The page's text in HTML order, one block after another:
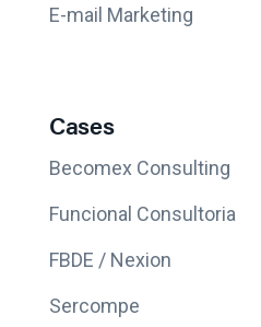
E-mail Marketing
Cases
Becomex Consulting
Funcional Consultoria
FBDE / Nexion
Sercompe